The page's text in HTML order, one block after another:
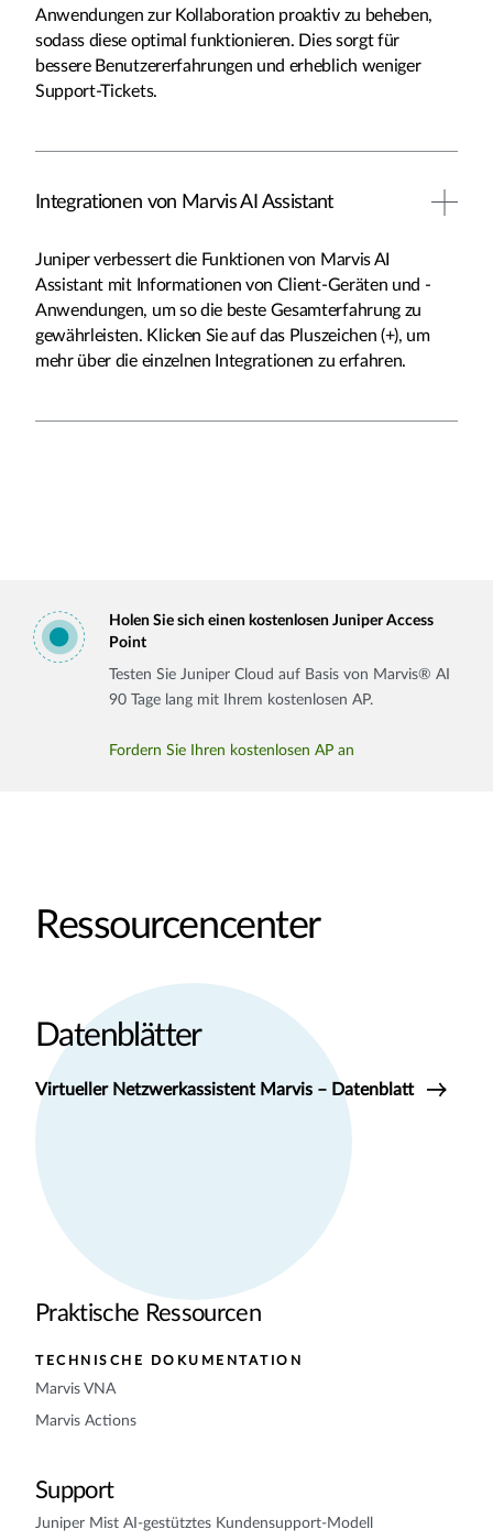
Anwendungen zur Kollaboration proaktiv zu beheben,
sodass diese optimal funktionieren. Dies sorgt für
bessere Benutzererfahrungen und erheblich weniger
Support-Tickets.
Integrationen von Marvis AI Assistant
Juniper verbessert die Funktionen von Marvis AI
Assistant mit Informationen von Client-Geräten und -
Anwendungen, um so die beste Gesamterfahrung zu
gewährleisten. Klicken Sie auf das Pluszeichen (+), um
mehr über die einzelnen Integrationen zu erfahren.
Holen Sie sich einen kostenlosen Juniper Access
Point
Testen Sie Juniper Cloud auf Basis von Marvis® AI
90 Tage lang mit Ihrem kostenlosen AP.
Fordern Sie Ihren kostenlosen AP an
Ressourcencenter
Praktische Ressourcen
TECHNISCHE DOKUMENTATION
Marvis VNA
Marvis Actions
Support
Juniper Mist AI-gestütztes Kundensupport-Modell
Datenblätter
Virtueller Netzwerkassistent Marvis – Datenblatt